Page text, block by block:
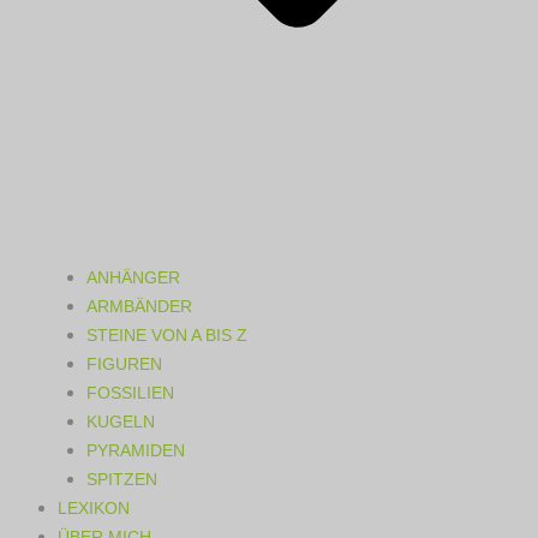
ANHÄNGER
ARMBÄNDER
STEINE VON A BIS Z
FIGUREN
FOSSILIEN
KUGELN
PYRAMIDEN
SPITZEN
LEXIKON